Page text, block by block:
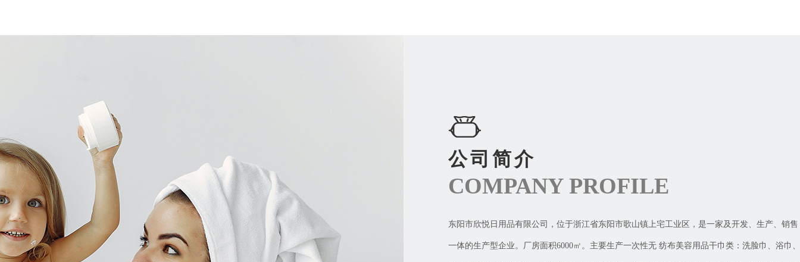
公司简介
COMPANY PROFILE
东阳市欣悦日用品有限公司，位于浙江省东阳市歌山镇上宅工业区，是一家及开发、生产、销
一体的生产型企业。厂房面积6000㎡。主要生产一次性无 纺布美容用品干巾类：洗脸巾、浴巾